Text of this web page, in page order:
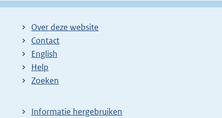
Over deze website
Contact
English
Help
Zoeken
Informatie hergebruiken